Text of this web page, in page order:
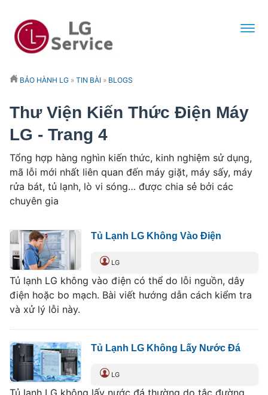
BẢO HÀNH LG » TIN BÀI » BLOGS
Thư Viện Kiến Thức Điện Máy
LG - Trang 4
Tổng hợp hàng nghìn kiến thức, kinh nghiệm sử dụng,
mã lỗi mới nhất liên quan đến máy giặt, máy sấy, máy
rửa bát, tủ lạnh, lò vi sóng… được chia sẻ bởi các
chuyên gia
Tủ Lạnh LG Không Vào Điện
LG
Tủ lạnh LG không vào điện có thể do lỗi nguồn, dây
điện hoặc bo mạch. Bài viết hướng dẫn cách kiểm tra
và xử lý lỗi này.
Tủ Lạnh LG Không Lấy Nước Đá
LG
Tủ lạnh LG không lấy nước đá thường do tắc đường